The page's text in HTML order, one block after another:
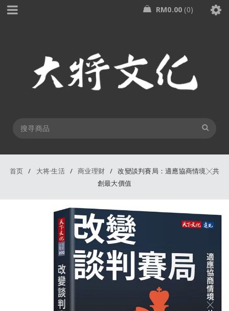
RM0.00 0
首页 / 大将·生活 / 商业理财 / 改變談判賽局：適應協商情境╳共
創最大價值